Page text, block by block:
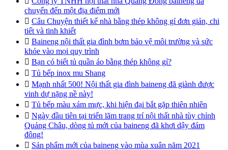
chuyển đến một địa điểm mới
 Câu Chuyện thiết kế nhà bằng thép không gỉ đơn giản, chi
tiết và tinh khiết
 Baineng nội thất gia đình bơm bảo vệ môi trường và sức
khỏe vào mọi quy trình
 Bạn có biết tủ quần áo bằng thép không gỉ?
 Tủ bếp inox mu Shang
 Mạnh nhất 500! Nội thất gia đình baineng đã giành được
vinh dự nặng nề này!
 Tủ bếp màu xám mực, khi hiện đại bắt gặp thiên nhiên
 Ngày đầu tiên tại triển lãm trang trí nội thất nhà tùy chỉnh
Quảng Châu, dòng tủ mới của baineng đã khơi dậy đám
đông!
 Sản phẩm mới của baineng vào mùa xuân năm 2021